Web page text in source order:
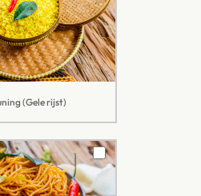
(Gele rijst)